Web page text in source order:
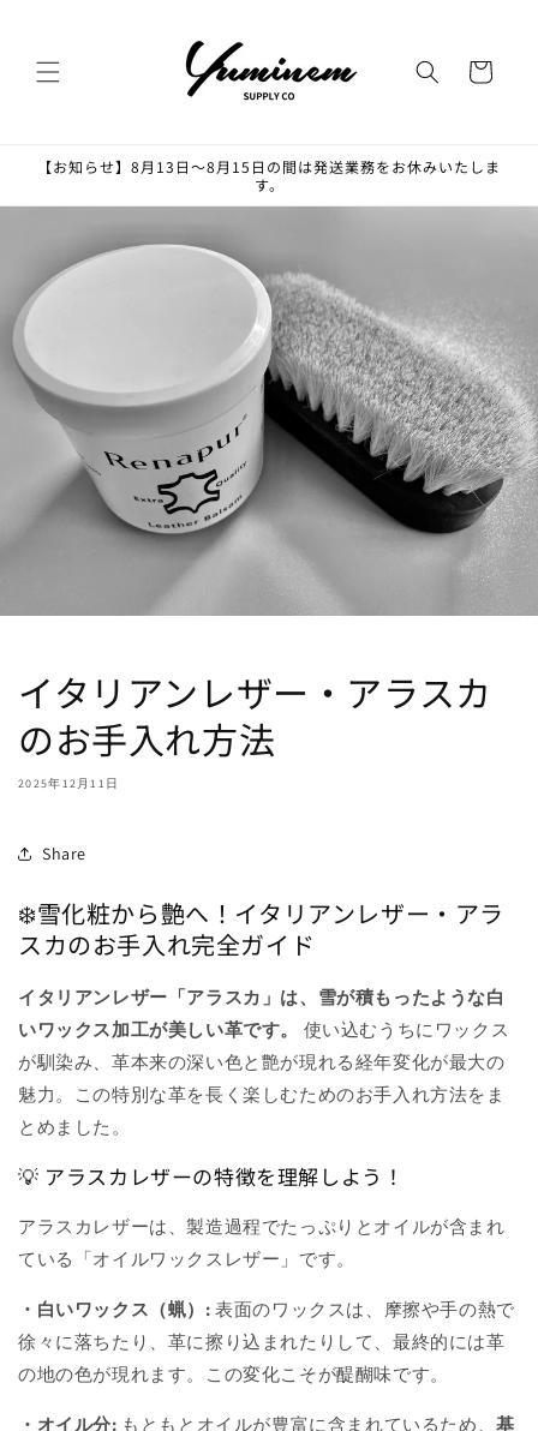
ー
【お知らせ】8月13日〜8月15日の間は発送業務をお休みいたしま
す。
イタリアンレザー・アラスカ
のお手入れ方法
2025年12月11日
Share
❄️雪化粧から艶へ！イタリアンレザー・アラ
スカのお手入れ完全ガイド
イタリアンレザー「アラスカ」は、雪が積もったような白
いワックス加工が美しい革です。
使い込むうちにワックス
が馴染み、革本来の深い色と艶が現れる経年変化が最大の
魅力。この特別な革を長く楽しむためのお手入れ方法をま
とめました。
💡 アラスカレザーの特徴を理解しよう！
アラスカレザーは、製造過程でたっぷりとオイルが含まれ
ている「オイルワックスレザー」です。
・白いワックス（蝋）: 表面のワックスは、摩擦や手の熱で
徐々に落ちたり、革に擦り込まれたりして、最終的には革
の地の色が現れます。この変化こそが醍醐味です。
・オイル分: もともとオイルが豊富に含まれているため、基